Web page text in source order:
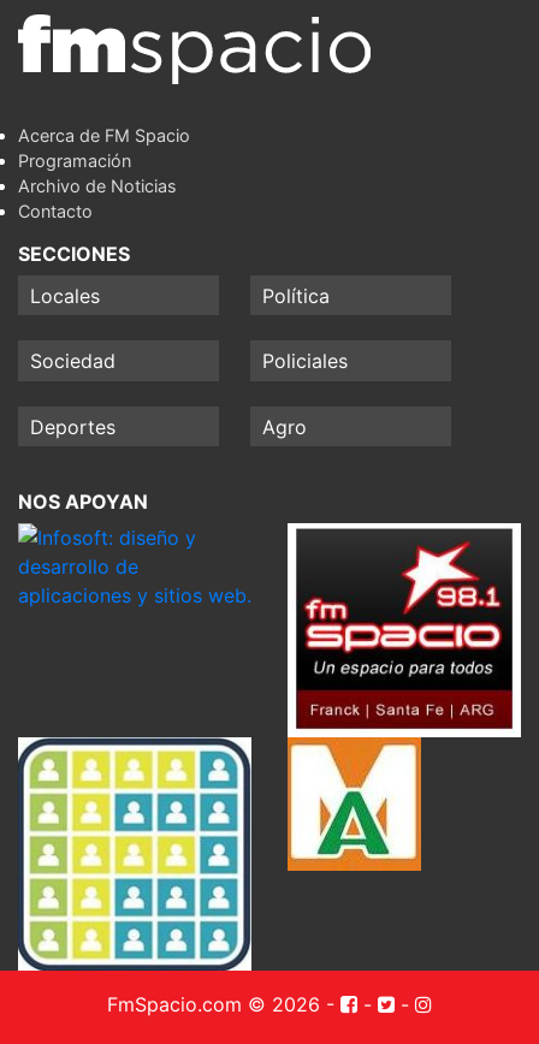
Acerca de FM Spacio
Programación
Archivo de Noticias
Contacto
SECCIONES
Locales
Política
Sociedad Policiales
Deportes Agro
NOS APOYAN
FmSpacio.com © 2026 - - -